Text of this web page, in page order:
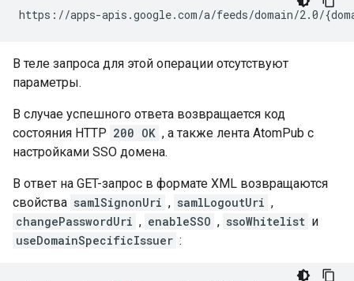
В теле запроса для этой операции отсутствуют
параметры.
В случае успешного ответа возвращается код
состояния HTTP 200 OK , а также лента AtomPub с
настройками SSO домена.
В ответ на GET-запрос в формате XML возвращаются
свойства samlSignonUri , samlLogoutUri ,
changePasswordUri , enableSSO , ssoWhitelist и
useDomainSpecificIssuer :